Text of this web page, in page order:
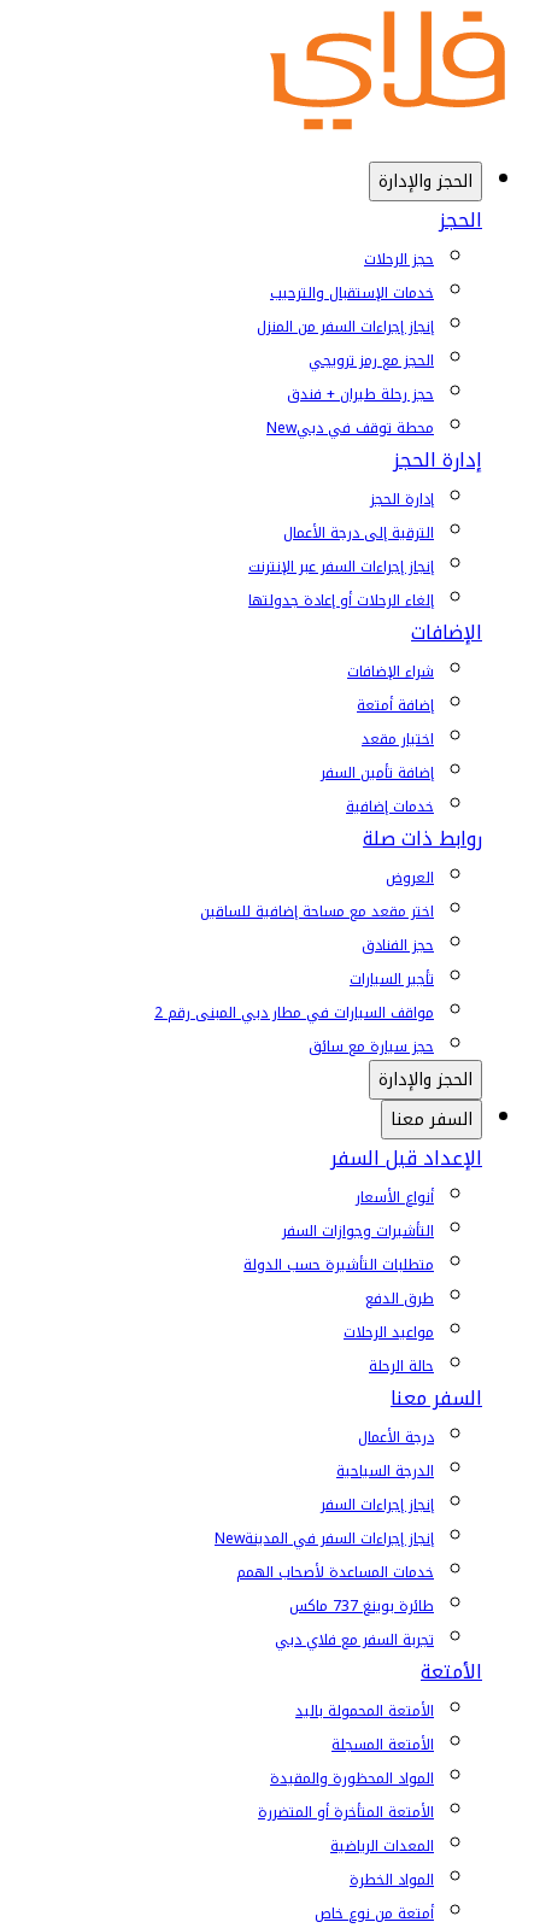
الحجز والإدارة
الحجز
حجز الرحلات
خدمات الإستقبال والترحيب
إنجاز إجراءات السفر من المنزل
الحجز مع رمز ترويجي
حجز رحلة طيران + فندق
محطة توقف في دبيNew
إدارة الحجز
إدارة الحجز
الترقية إلى درجة الأعمال
إنجاز إجراءات السفر عبر الإنترنت
إلغاء الرحلات أو إعادة جدولتها
الإضافات
شراء الإضافات
إضافة أمتعة
اختيار مقعد
إضافة تأمين السفر
خدمات إضافية
روابط ذات صلة
العروض
اختر مقعد مع مساحة إضافية للساقين
حجز الفنادق
تأجير السيارات
مواقف السيارات في مطار دبي المبنى رقم 2
حجز سيارة مع سائق
الحجز والإدارة
السفر معنا
الإعداد قبل السفر
أنواع الأسعار
التأشيرات وجوازات السفر
متطلبات التأشيرة حسب الدولة
طرق الدفع
مواعيد الرحلات
حالة الرحلة
السفر معنا
درجة الأعمال
الدرجة السياحية
إنجاز إجراءات السفر
إنجاز إجراءات السفر في المدينةNew
خدمات المساعدة لأصحاب الهمم
طائرة بوينغ 737 ماكس
تجربة السفر مع فلاي دبي
الأمتعة
الأمتعة المحمولة باليد
الأمتعة المسجلة
المواد المحظورة والمقيدة
الأمتعة المتأخرة أو المتضررة
المعدات الرياضية
المواد الخطرة
أمتعة من نوع خاص